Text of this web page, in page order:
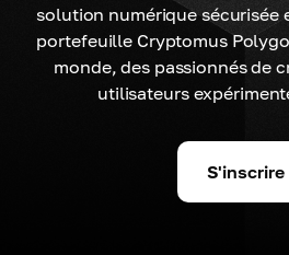
solution numérique sécurisée
portefeuille Cryptomus
monde, des passionnés de
utilisateurs
S'inscrire